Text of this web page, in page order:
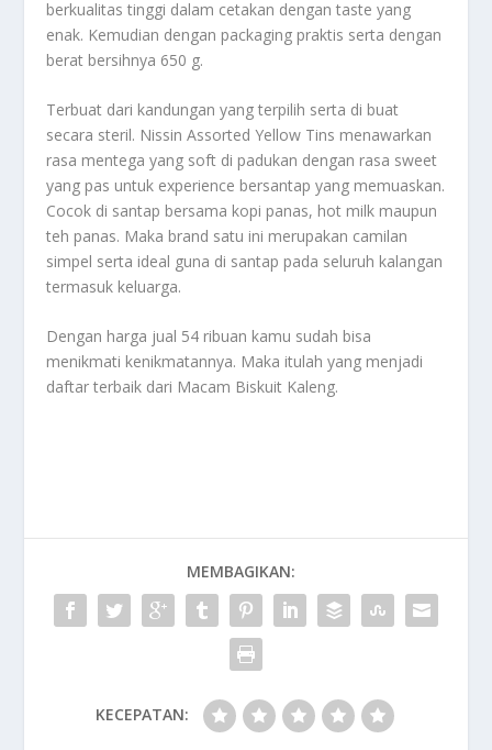
berkualitas tinggi dalam cetakan dengan taste yang
enak. Kemudian dengan packaging praktis serta dengan
berat bersihnya 650 g.
Terbuat dari kandungan yang terpilih serta di buat
secara steril. Nissin Assorted Yellow Tins menawarkan
rasa mentega yang soft di padukan dengan rasa sweet
yang pas untuk experience bersantap yang memuaskan.
Cocok di santap bersama kopi panas, hot milk maupun
teh panas. Maka brand satu ini merupakan camilan
simpel serta ideal guna di santap pada seluruh kalangan
termasuk keluarga.
Dengan harga jual 54 ribuan kamu sudah bisa
menikmati kenikmatannya. Maka itulah yang menjadi
daftar terbaik dari Macam Biskuit Kaleng.
MEMBAGIKAN:
KECEPATAN: